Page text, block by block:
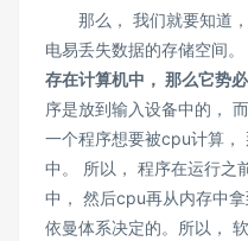
那么， 我们就要知道，
电易丢失数据的存储空间。
存在计算机中， 那么它势
序是放到输入设备中的，
一个程序想要被cpu计算，
中。 所以， 程序在运行之
中， 然后cpu再从内存中
依曼体系决定的。所以，